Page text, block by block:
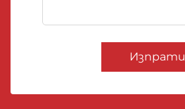
Изпрати